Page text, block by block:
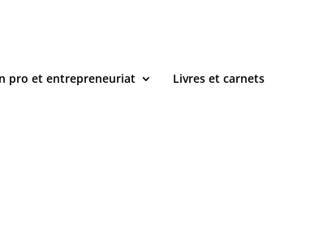
pro et entrepreneuriat Livres et carnets